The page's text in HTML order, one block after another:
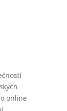
online